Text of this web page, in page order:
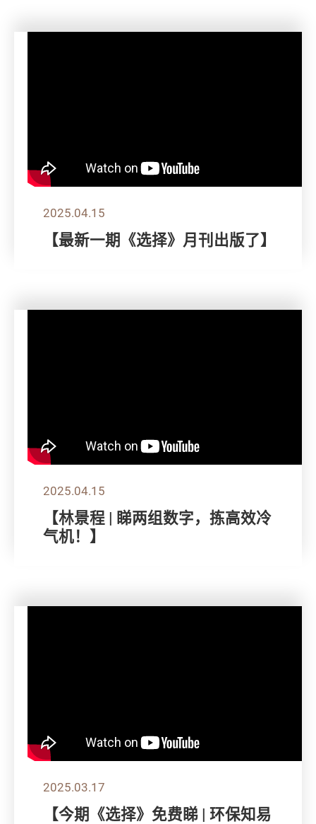
2025.04.15
【最新一期《选择》月刊出版了】
2025.04.15
【林景程 | 睇两组数字，拣高效冷
气机！】
2025.03.17
【今期《选择》免费睇 | 环保知易